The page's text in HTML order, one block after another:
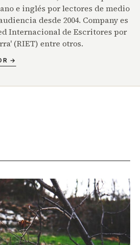
e inglés por lectores de medio
desde 2004. Company es
Internacional de Escritores por
(RIET) entre otros.
→